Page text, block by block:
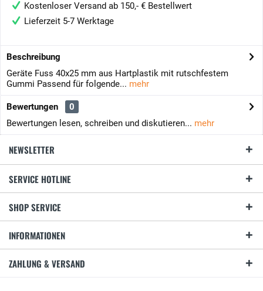
Kostenloser Versand ab 150,- € Bestellwert
Lieferzeit 5-7 Werktage
Beschreibung
Geräte Fuss 40x25 mm aus Hartplastik mit rutschfestem
Gummi Passend für folgende... mehr
Bewertungen
0
Bewertungen lesen, schreiben und diskutieren... mehr
NEWSLETTER
SERVICE HOTLINE
SHOP SERVICE
INFORMATIONEN
ZAHLUNG & VERSAND